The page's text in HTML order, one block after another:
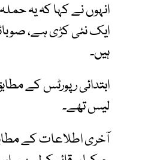
انہوں نے کہا کہ یہ
ایک نئی کڑی ہے،
ہیں۔
لیس تھے۔
آخری اطلاعات کے